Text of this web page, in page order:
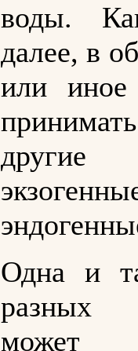
воды.
далее, в
или иное
Одна и
разных